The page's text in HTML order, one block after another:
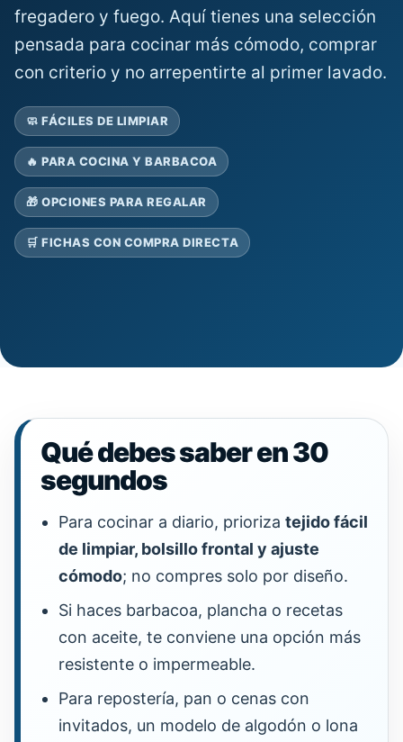
fregadero y fuego. Aquí tienes una selección
pensada para cocinar más cómodo, comprar
con criterio y no arrepentirte al primer lavado.
🧼 FÁCILES DE LIMPIAR
🔥 PARA COCINA Y BARBACOA
🎁 OPCIONES PARA REGALAR
🛒 FICHAS CON COMPRA DIRECTA
Qué debes saber en 30
segundos
Para cocinar a diario, prioriza tejido fácil
de limpiar, bolsillo frontal y ajuste
cómodo; no compres solo por diseño.
Si haces barbacoa, plancha o recetas
con aceite, te conviene una opción más
resistente o impermeable.
Para repostería, pan o cenas con
invitados, un modelo de algodón o lona